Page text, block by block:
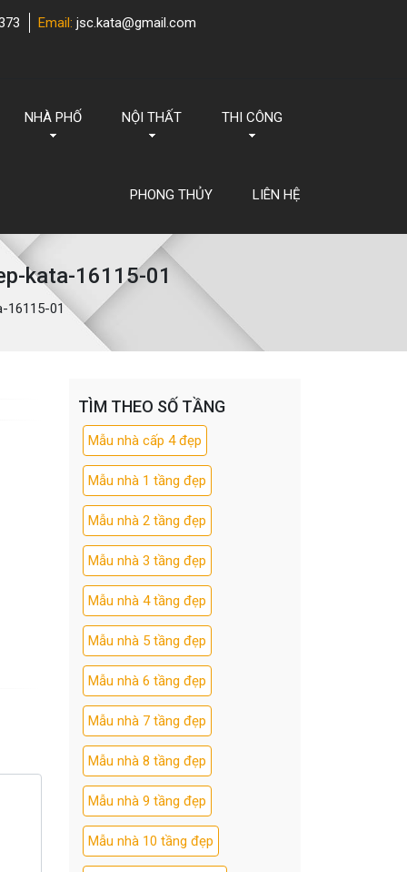
Email: jsc.kata@gmail.com
NHÀ PHỐ NỘI THẤT THI CÔNG
PHONG THỦY LIÊN HỆ
kata-16115-01
16115-01
TÌM THEO SỐ TẦNG
Mẫu nhà cấp 4 đẹp
Mẫu nhà 1 tầng đẹp
Mẫu nhà 2 tầng đẹp
Mẫu nhà 3 tầng đẹp
Mẫu nhà 4 tầng đẹp
Mẫu nhà 5 tầng đẹp
Mẫu nhà 6 tầng đẹp
Mẫu nhà 7 tầng đẹp
Mẫu nhà 8 tầng đẹp
Mẫu nhà 9 tầng đẹp
Mẫu nhà 10 tầng đẹp